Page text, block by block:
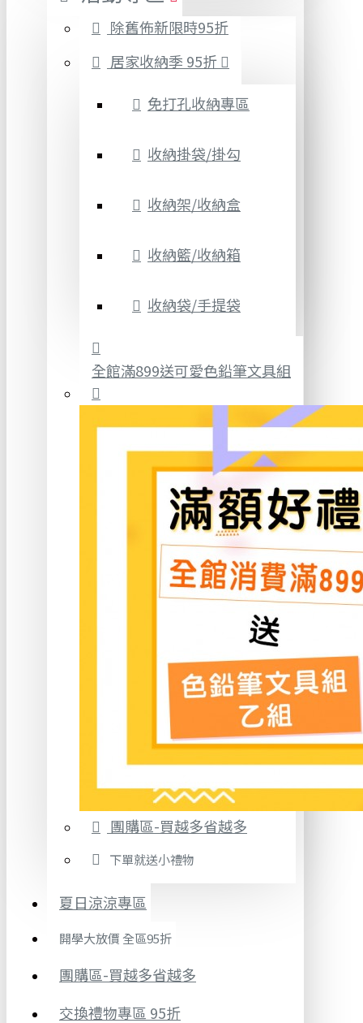
除舊佈新限時95折
居家收納季 95折
免打孔收納專區
收納掛袋/掛勾
收納架/收納盒
收納籃/收納箱
收納袋/手提袋
全館滿899送可愛色鉛筆文具組
團購區-買越多省越多
下單就送小禮物
夏日涼涼專區
開學大放價 全區95折
團購區-買越多省越多
交換禮物專區 95折